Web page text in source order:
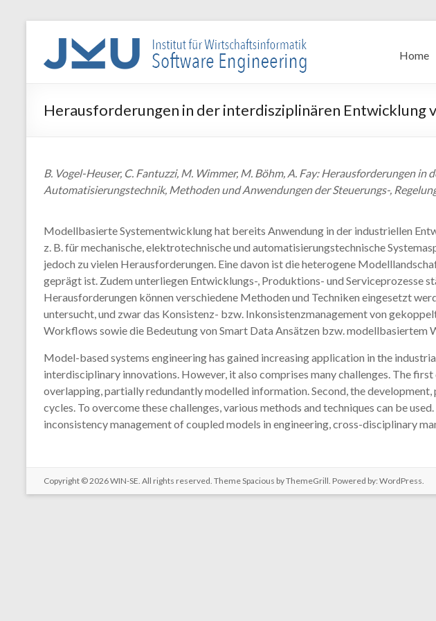
WIN-
SE
für
Software
Engineering
Home
Herausforderungen in der interdisziplinären Entwicklung
B. Vogel-Heuser, C. Fantuzzi, M. Wimmer, M. Böhm, A. Fay: Herausforderungen
Automatisierungstechnik, Methoden und Anwendungen der Steuerungs-,
Modellbasierte Systementwicklung hat bereits Anwendung in der industriellen
z. B. für mechanische, elektrotechnische und automatisierungstechnische
jedoch zu vielen Herausforderungen. Eine davon ist die heterogene
geprägt ist. Zudem unterliegen Entwicklungs-, Produktions- und Serviceprozesse
Herausforderungen können verschiedene Methoden und Techniken eingesetzt
untersucht, und zwar das Konsistenz- bzw. Inkonsistenzmanagement von
Workflows sowie die Bedeutung von Smart Data Ansätzen bzw. modellbasiertem
Model-based systems engineering has gained increasing application in the
interdisciplinary innovations. However, it also comprises many challenges. The
overlapping, partially redundantly modelled information. Second, the
cycles. To overcome these challenges, various methods and techniques can be
inconsistency management of coupled models in engineering, cross-disciplinary
Copyright © 2026WIN-SE. All rights reserved. ThemeSpacious by ThemeGrill. Powered by: WordPress.